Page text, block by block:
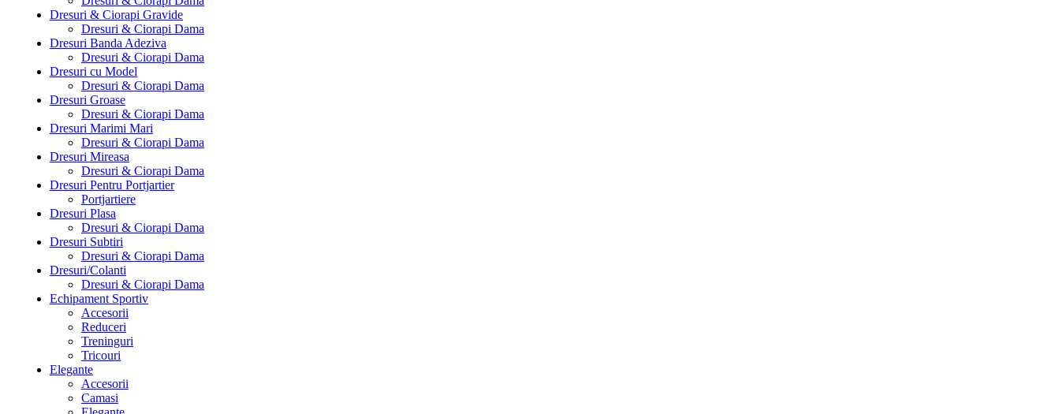
Dresuri & Ciorapi Gravide
Dresuri & Ciorapi Dama
Dresuri Banda Adeziva
Dresuri & Ciorapi Dama
Dresuri cu Model
Dresuri & Ciorapi Dama
Dresuri Groase
Dresuri & Ciorapi Dama
Dresuri Marimi Mari
Dresuri & Ciorapi Dama
Dresuri Mireasa
Dresuri & Ciorapi Dama
Dresuri Pentru Portjartier
Portjartiere
Dresuri Plasa
Dresuri & Ciorapi Dama
Dresuri Subtiri
Dresuri & Ciorapi Dama
Dresuri/Colanti
Dresuri & Ciorapi Dama
Echipament Sportiv
Accesorii
Reduceri
Treninguri
Tricouri
Elegante
Accesorii
Camasi